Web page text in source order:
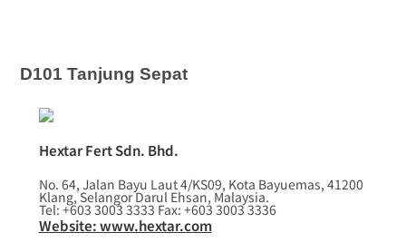
D101 Tanjung Sepat
Hextar Fert Sdn. Bhd.
No. 64, Jalan Bayu Laut 4/KS09, Kota Bayuemas, 41200
Klang, Selangor Darul Ehsan, Malaysia.
Tel: +603 3003 3333 Fax: +603 3003 3336
Website: www.hextar.com